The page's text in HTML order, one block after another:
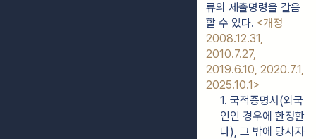
류의 제출명령을 갈음
할 수 있다. <개정
2008.12.31,
2010.7.27,
2019.6.10, 2020.7.1,
2025.10.1>
1. 국적증명서(외국
인인 경우에 한정한
다), 그 밖에 당사자